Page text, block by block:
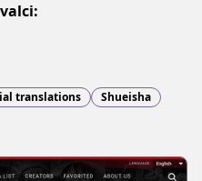
translations
Shueisha